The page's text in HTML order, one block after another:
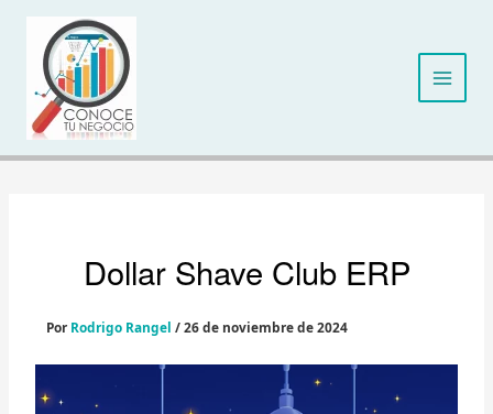
contenido
Dollar Shave Club ERP
Por Rodrigo Rangel /26 de noviembre de 2024